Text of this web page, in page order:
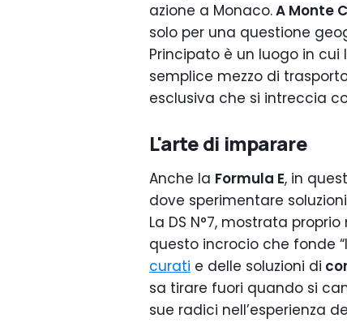
azione a Monaco.A Monte
solo per una questione
Principato è un luogo in
semplice mezzo di
esclusiva che si intreccia
L'arte di imparare
Anche la Formula E, in
dove sperimentare
La DS N°7, mostrata
questo incrocio che fonde
curati e delle soluzioni di
sa tirare fuori quando si
sue radici nell’esperienza